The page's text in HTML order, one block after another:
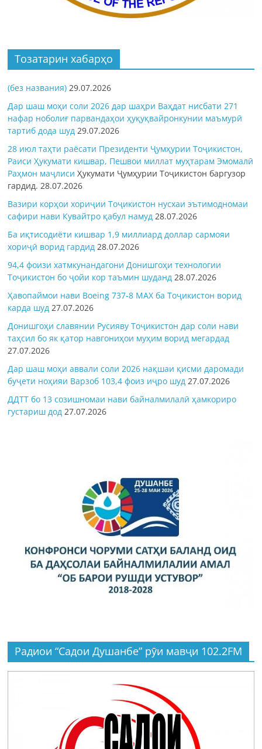
Тозатарин хабарҳо
(без названия) 29.07.2026
Дар шаш моҳи соли 2026 дар шаҳри Ваҳдат нисбати 271
нафар ноболиғ парвандаҳои ҳуқуқвайронкунии маъмурӣ
тартиб дода шуд 29.07.2026
28 июл таҳти раёсати Президенти Ҷумҳурии Тоҷикистон,
Раиси Ҳукумати кишвар, Пешвои миллат муҳтарам Эмомалӣ
Раҳмон маҷлисиҲукумати Ҷумҳурии Тоҷикистон баргузор
гардид.28.07.2026
Вазири корҳои хориҷии Тоҷикистон нусхаи эътимодномаи
сафири нави Кувайтро қабул намуд 28.07.2026
Ба иқтисодиёти кишвар 1,9 миллиард доллар сармояи
хориҷӣ ворид гардид 28.07.2026
94,4 фоизи хатмкунандагони Донишгоҳи технологии
Тоҷикистон бо ҷойи кор таъмин шуданд 28.07.2026
Ҳавопаймои нави Boeing 737-8 MAX ба Тоҷикистон ворид
карда шуд 27.07.2026
Донишгоҳи славянии Русияву Тоҷикистон дар соли нави
таҳсил бо як қатор навгониҳои муҳим ворид мегардад
27.07.2026
Дар шаш моҳи аввали соли 2026 нақшаи қисми даромади
буҷети ноҳияи Варзоб 103,4 фоиз иҷро шуд 27.07.2026
ДДТТ бо 13 созишномаи нави байналмилалӣ ҳамкориро
густариш дод 27.07.2026
Радиои “Садои Душанбе” рӯи мавҷи 102.2FM